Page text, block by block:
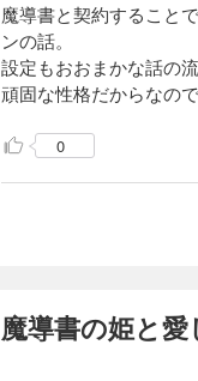
魔導書と契約すること
ンの話。
設定もおおまかな話の
頑固な性格だからなの
0
魔導書の姫と